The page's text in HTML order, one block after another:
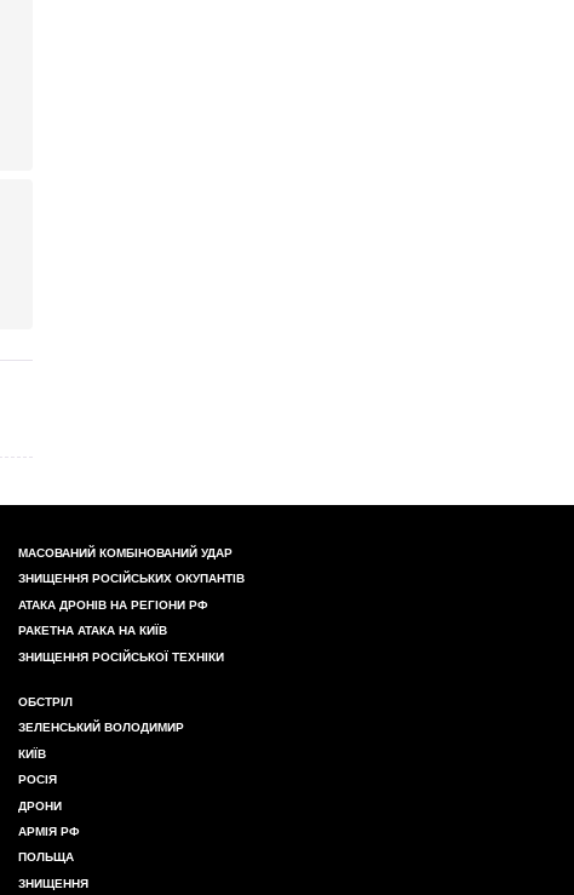
МАСОВАНИЙ КОМБІНОВАНИЙ УДАР
ЗНИЩЕННЯ РОСІЙСЬКИХ ОКУПАНТІВ
АТАКА ДРОНІВ НА РЕГІОНИ РФ
РАКЕТНА АТАКА НА КИЇВ
ЗНИЩЕННЯ РОСІЙСЬКОЇ ТЕХНІКИ
ОБСТРІЛ
ЗЕЛЕНСЬКИЙ ВОЛОДИМИР
КИЇВ
РОСІЯ
ДРОНИ
АРМІЯ РФ
ПОЛЬЩА
ЗНИЩЕННЯ